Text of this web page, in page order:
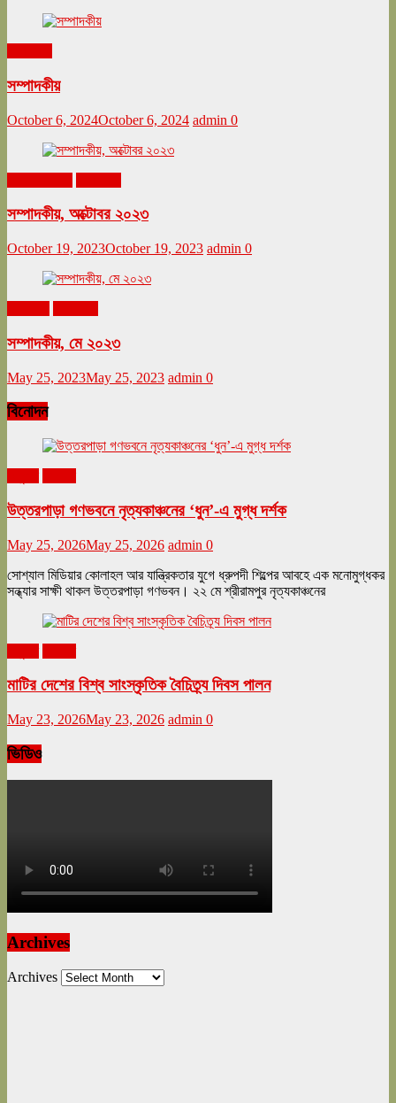
সম্পাদকীয়
October 6, 2024October 6, 2024 admin 0
সম্পাদকীয়, অক্টোবর ২০২৩
October 19, 2023October 19, 2023 admin 0
সম্পাদকীয়, মে ২০২৩
May 25, 2023May 25, 2023 admin 0
বিনোদন
উত্তরপাড়া গণভবনে নৃত্যকাঞ্চনের ‘ধুন’-এ মুগ্ধ দর্শক
May 25, 2026May 25, 2026 admin 0
সোশ্যাল মিডিয়ার কোলাহল আর যান্ত্রিকতার যুগে ধ্রুপদী শিল্পের আবহে এক মনোমুগ্ধকর
সন্ধ্যার সাক্ষী থাকল উত্তরপাড়া গণভবন। ২২ মে শ্রীরামপুর নৃত্যকাঞ্চনের
মাটির দেশের বিশ্ব সাংস্কৃতিক বৈচিত্র্য দিবস পালন
May 23, 2026May 23, 2026 admin 0
ভিডিও
Archives
Archives